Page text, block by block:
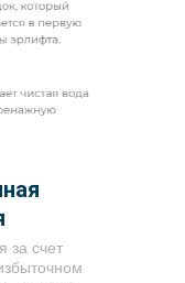
за счет